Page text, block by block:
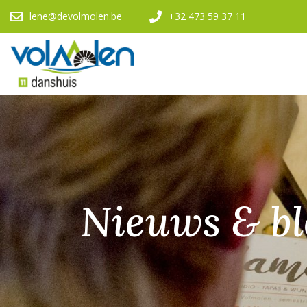
lene@devolmolen.be +32 473 59 37 11
Nieuws &